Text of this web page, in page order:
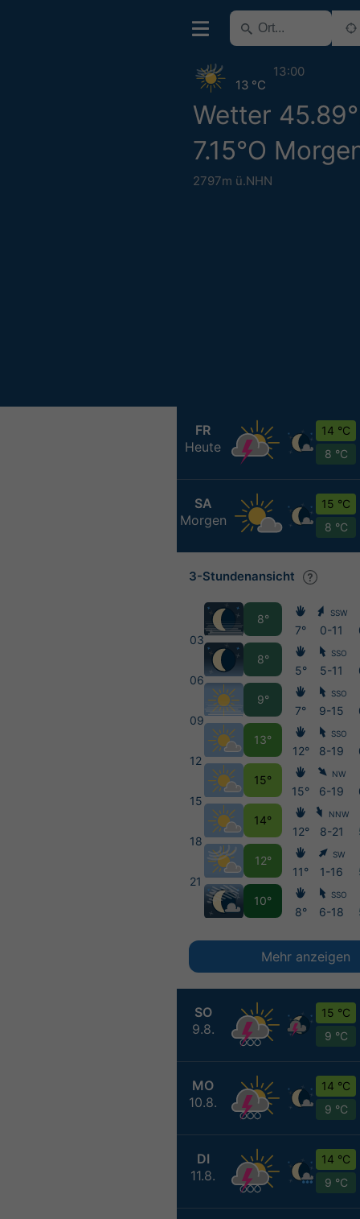
Wetter
7.15°O
2797m ü.NHN
13 °C
13:00
FR
Heute
14 °C
8 °C
SA
Morgen
15 °C
8 °C
SO
9.8.
15 °C
9 °C
MO
10.8.
14 °C
9 °C
DI
11.8.
14 °C
9 °C
3-Stundenansicht
03
06
09
12
15
18
21
8°
8°
9°
13°
15°
14°
12°
10°
7°
5°
7°
12°
15°
12°
11°
8°
SSW
0-11
SSO
5-11
SSO
9-15
SSO
8-19
NW
6-19
NNW
8-21
SW
1-16
SSO
6-18
Mehr anzeigen